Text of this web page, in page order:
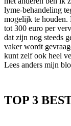
lyme-behandeling
mogelijk te houden.
tot 300 euro per
dat zijn nog steeds
vaker wordt
kunt zelf ook heel
Lees anders mijn
TOP 3